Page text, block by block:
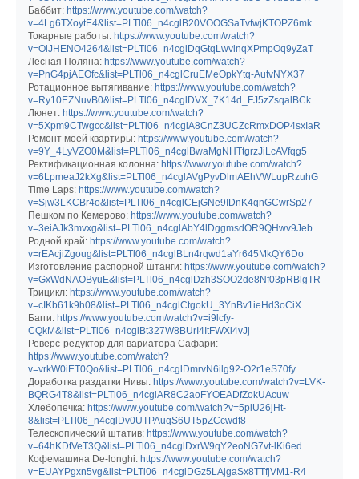
Баббит: https://www.youtube.com/watch?
v=4Lg6TXoytE4&list=PLTl06_n4cglB20VOOGSaTvfwjKTOPZ6mk
Токарные работы: https://www.youtube.com/watch?
v=OiJHENO4264&list=PLTl06_n4cglDqGtqLwvlnqXPmpOq9yZaT
Лесная Поляна: https://www.youtube.com/watch?
v=PnG4pjAEOfc&list=PLTl06_n4cglCruEMeOpkYtq-AutvNYX37
Ротационное вытягивание: https://www.youtube.com/watch?
v=Ry10EZNuvB0&list=PLTl06_n4cglDVX_7K14d_FJ5zZsqalBCk
Люнет: https://www.youtube.com/watch?
v=5Xpm9CTwgcc&list=PLTl06_n4cglA8CnZ3UCZcRmxDOP4sxIaR
Ремонт моей квартиры: https://www.youtube.com/watch?
v=9Y_4LyVZO0M&list=PLTl06_n4cglBwaMgNHTtgrzJiLcAVfqg5
Ректификационная колонна: https://www.youtube.com/watch?
v=6LpmeaJ2kXg&list=PLTl06_n4cglAVgPyvDlmAEhVWLupRzuhG
Time Laps: https://www.youtube.com/watch?
v=Sjw3LKCBr4o&list=PLTl06_n4cglCEjGNe9IDnK4qnGCwrSp27
Пешком по Кемерово: https://www.youtube.com/watch?
v=3eiAJk3mvxg&list=PLTl06_n4cglAbY4lDggmsdOR9QHwv9Jeb
Родной край: https://www.youtube.com/watch?
v=rEAcjiZgoug&list=PLTl06_n4cglBLn4rqwd1aYr645MkQY6Do
Изготовление распорной штанги: https://www.youtube.com/watch?
v=GxWdNAOByuE&list=PLTl06_n4cglDzh3SOO2de8Nf03pRBlgTR
Трицикл: https://www.youtube.com/watch?
v=cIKb61k9h08&list=PLTl06_n4cglCtgokU_3YnBv1ieHd3oCiX
Багги: https://www.youtube.com/watch?v=i9lcfy-
CQkM&list=PLTl06_n4cglBt327W8BUrI4ItFWXl4vJj
Реверс-редуктор для вариатора Сафари:
https://www.youtube.com/watch?
v=vrkW0iET0Qo&list=PLTl06_n4cglDmrvN6ilg92-O2r1eS70fy
Доработка раздатки Нивы: https://www.youtube.com/watch?v=LVK-
BQRG4T8&list=PLTl06_n4cglAR8C2aoFYOEADfZokUAcuw
Хлебопечка: https://www.youtube.com/watch?v=5plU26jHt-
8&list=PLTl06_n4cglDv0UTPAuqS6UT5pZCcwdf8
Телескопический штатив: https://www.youtube.com/watch?
v=64hKDtVeT3Q&list=PLTl06_n4cglDxrW9qY2eoNG7vt-lKi6ed
Кофемашина De-longhi: https://www.youtube.com/watch?
v=EUAYPgxn5vg&list=PLTl06_n4cglDGz5LAjgaSx8TTfjVM1-R4